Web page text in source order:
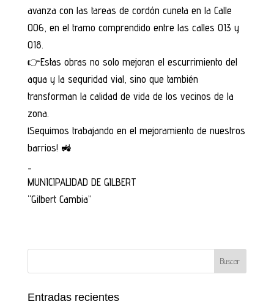
avanza con las tareas de cordón cuneta en la Calle
006, en el tramo comprendido entre las calles 013 y
018.
👉Estas obras no solo mejoran el escurrimiento del
agua y la seguridad vial, sino que también
transforman la calidad de vida de los vecinos de la
zona.
¡Seguimos trabajando en el mejoramiento de nuestros
barrios! 🚜
MUNICIPALIDAD DE GILBERT
“Gilbert Cambia”
Entradas recientes